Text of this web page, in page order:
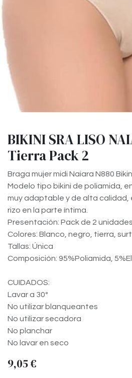
BIKINI SRA LISO
Tierra Pack 2
Braga mujer midi Naiara N880
Modelo tipo bikini de poliamida,
muy adaptable y de alta calidad,
rizo en la parte íntima.
Presentación: Pack de 2 unidades
Colores: Blanco, negro, tierra,
Tallas: Única
Composición: 95%Poliamida,
CUIDADOS:
Lavar a 30º
No utilizar blanqueantes
No utilizar secadora
No planchar
No lavar en seco
9,05€